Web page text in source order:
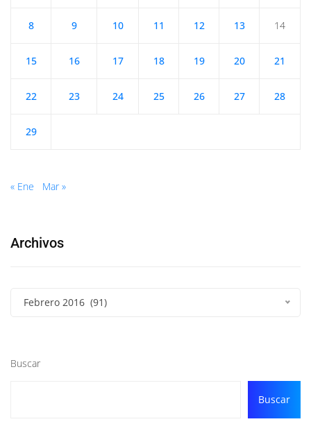
8 9 10 11 12 13 14
15 16 17 18 19 20 21
22 23 24 25 26 27 28
29
« Ene Mar »
Archivos
Febrero 2016 (91)
Buscar
Buscar